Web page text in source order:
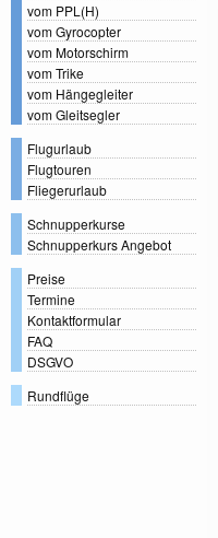
vom PPL(H)
vom Gyrocopter
vom Motorschirm
vom Trike
vom Hängegleiter
vom Gleitsegler
Flugurlaub
Flugtouren
Fliegerurlaub
Schnupperkurse
Schnupperkurs Angebot
Preise
Termine
Kontaktformular
FAQ
DSGVO
Rundflüge